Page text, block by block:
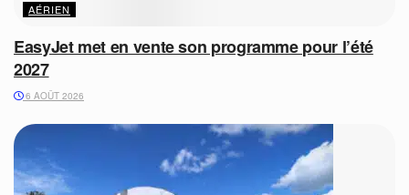
AÉRIEN
EasyJet met en vente son programme pour l’été
2027
6 AOÛT 2026